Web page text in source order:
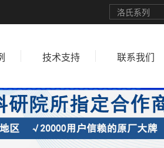
技术支持 联系我们